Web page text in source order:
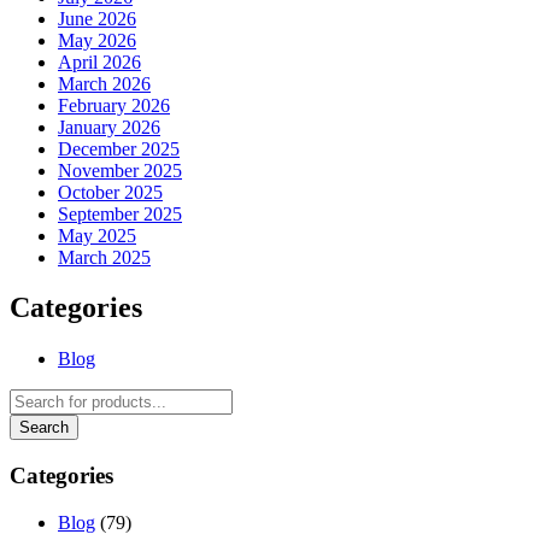
June 2026
May 2026
April 2026
March 2026
February 2026
January 2026
December 2025
November 2025
October 2025
September 2025
May 2025
March 2025
Categories
Blog
Categories
Blog (79)